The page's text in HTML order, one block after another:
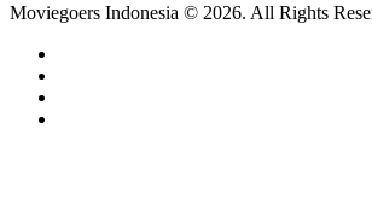
Moviegoers Indonesia © 2026. All Rights